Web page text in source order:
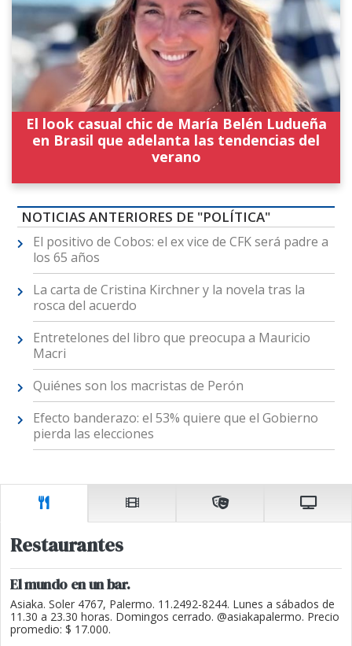
El look casual chic de María Belén Ludueña
en Brasil que adelanta las tendencias del
verano
NOTICIAS ANTERIORES DE "POLÍTICA"
El positivo de Cobos: el ex vice de CFK será padre a
los 65 años
La carta de Cristina Kirchner y la novela tras la
rosca del acuerdo
Entretelones del libro que preocupa a Mauricio
Macri
Quiénes son los macristas de Perón
Efecto banderazo: el 53% quiere que el Gobierno
pierda las elecciones
Restaurantes
El mundo en un bar.
Asiaka. Soler 4767, Palermo. 11.2492-8244. Lunes a sábados de
11.30 a 23.30 horas. Domingos cerrado. @asiakapalermo. Precio
promedio: $ 17.000.